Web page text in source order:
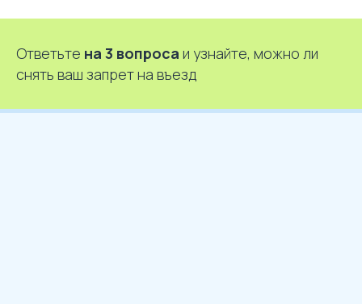
Ответьте на 3 вопроса и узнайте, можно ли
снять ваш запрет на въезд